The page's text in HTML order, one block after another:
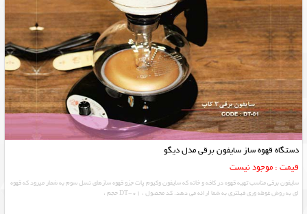
دستگاه قهوه ساز سایفون برقی مدل دیگو
قیمت : موجود نیست
سایفون برقی مناسب تهیه قهوه در کافه و خانه که سایفون وکیوم پات جزو قهوه سازهای نسل سوم به شمار میرود که قهوه
ای به روش غوطه وری فیلتری به شما ارائه می دهد. کد محصول : DT-01 حجم :